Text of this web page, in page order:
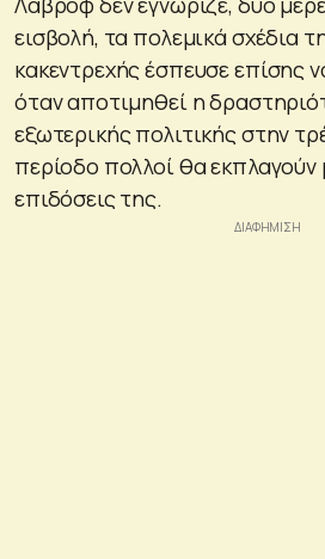
εισβολή, τα πολεμικά σχέδια
κακεντρεχής έσπευσε επίσης
όταν αποτιμηθεί η
εξωτερικής πολιτικής στην
περίοδο πολλοί θα εκπλαγούν
επιδόσεις της.